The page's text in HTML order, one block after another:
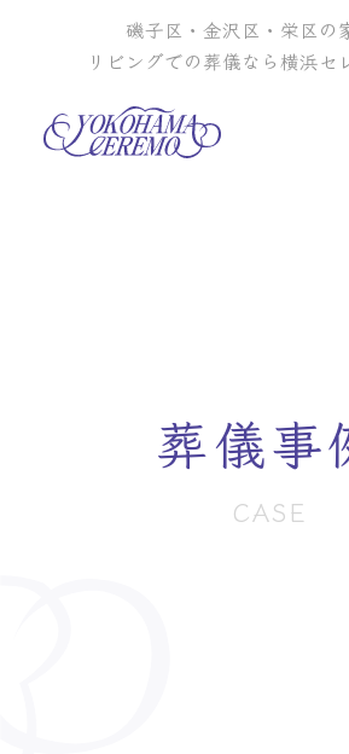
磯子区・金沢区・栄区の
リビングでの葬儀なら横浜セ
葬儀事
CASE